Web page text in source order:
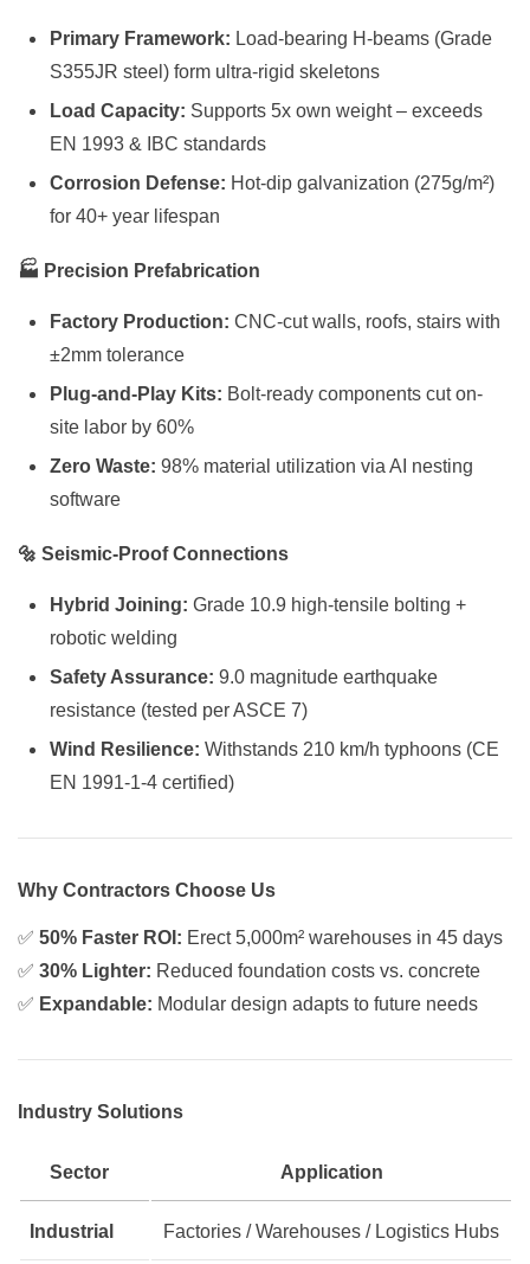
Primary Framework: Load-bearing H-beams (Grade
S355JR steel) form ultra-rigid skeletons
Load Capacity: Supports 5x own weight – exceeds
EN 1993 & IBC standards
Corrosion Defense: Hot-dip galvanization (275g/m²)
for 40+ year lifespan
🏭 Precision Prefabrication
Factory Production: CNC-cut walls, roofs, stairs with
±2mm tolerance
Plug-and-Play Kits: Bolt-ready components cut on-
site labor by 60%
Zero Waste: 98% material utilization via AI nesting
software
🔩 Seismic-Proof Connections
Hybrid Joining: Grade 10.9 high-tensile bolting +
robotic welding
Safety Assurance: 9.0 magnitude earthquake
resistance (tested per ASCE 7)
Wind Resilience: Withstands 210 km/h typhoons (CE
EN 1991-1-4 certified)
Why Contractors Choose Us
✅ 50% Faster ROI: Erect 5,000m² warehouses in 45 days
✅ 30% Lighter: Reduced foundation costs vs. concrete
✅ Expandable: Modular design adapts to future needs
Industry Solutions
Sector Application
Industrial Factories / Warehouses / Logistics Hubs